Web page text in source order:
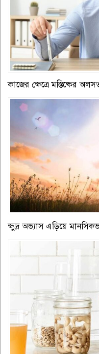
কাজের ক্ষেত্রে মস্তিষ্কের
ক্ষুদ্র অভ্যাস এড়িয়ে